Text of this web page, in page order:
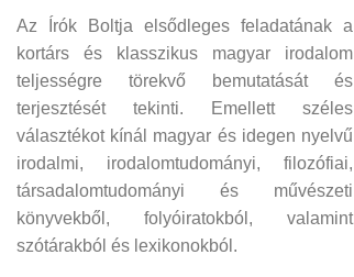
Az Írók Boltja elsődleges feladatának a
kortárs és klasszikus magyar irodalom
teljességre törekvő bemutatását és
terjesztését tekinti. Emellett széles
választékot kínál magyar és idegen nyelvű
irodalmi, irodalomtudományi, filozófiai,
társadalomtudományi és művészeti
könyvekből, folyóiratokból, valamint
szótárakból és lexikonokból.